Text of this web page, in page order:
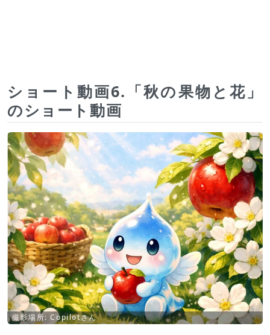
ショート動画6.「秋の果物と花」
のショート動画
撮影場所: Copilotさん